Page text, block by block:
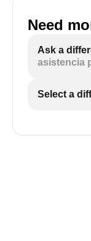
Need
Ask a
asistencia
Select a